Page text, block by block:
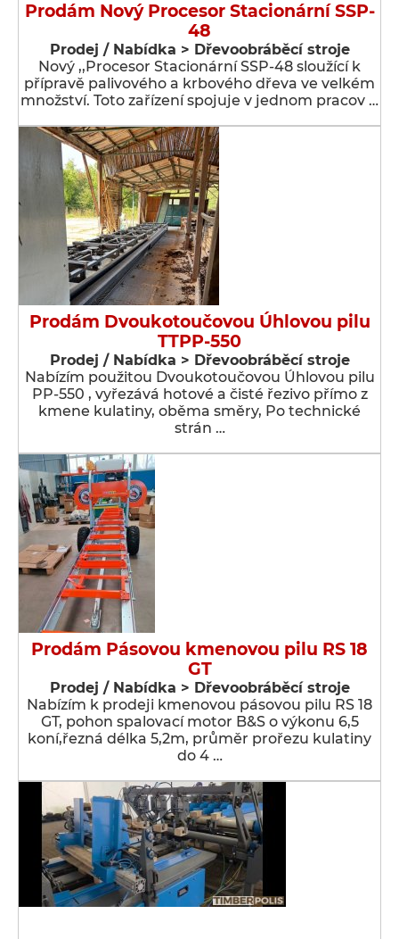
Prodám Nový Procesor Stacionární SSP-
48
Prodej / Nabídka > Dřevoobráběcí stroje
Nový ,,Procesor Stacionární SSP-48 sloužící k
přípravě palivového a krbového dřeva ve velkém
množství. Toto zařízení spojuje v jednom pracov …
Prodám Dvoukotoučovou Úhlovou pilu
TTPP-550
Prodej / Nabídka > Dřevoobráběcí stroje
Nabízím použitou Dvoukotoučovou Úhlovou pilu
PP-550 , vyřezává hotové a čisté řezivo přímo z
kmene kulatiny, oběma směry, Po technické
strán …
Prodám Pásovou kmenovou pilu RS 18
GT
Prodej / Nabídka > Dřevoobráběcí stroje
Nabízím k prodeji kmenovou pásovou pilu RS 18
GT, pohon spalovací motor B&S o výkonu 6,5
koní,řezná délka 5,2m, průměr prořezu kulatiny
do 4 …